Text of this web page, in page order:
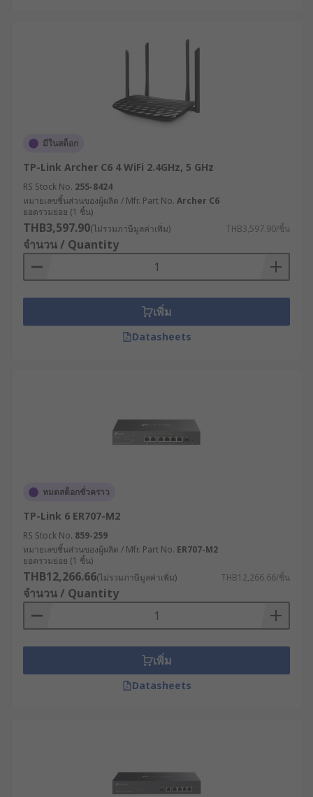
อินเทอร์เน็ตในอุตสาหกรรม
อุตสาหกรรมการผลิต : โรงงานผลิตชิ้นส่วนยาน
เชื่อมต่อเครื่องจักร CNC และหุ่นยนต์
อุตสาหกรรมเข้ากับระบบ MES (Manufacturing
Execution System) ทำให้สามารถติดตามและ
ควบคุมกระบวนการผลิตได้แบบเรียลไทม์ แม้ใน
จุดที่การเดินสายเคเบิลทำได้ยาก
พลังงานและสาธารณูปโภค : บริษัทผลิตไฟฟ้าใช้
เราเตอร์ความเร็วสูงที่มีระบบ Dual SIM เพื่อ
เชื่อมต่อกับกังหันลมที่ตั้งอยู่ในพื้นที่ห่างไกล ช่วย
ให้วิศวกรสามารถตรวจสอบประสิทธิภาพการ
ทำงานและทำการบำรุงรักษาเชิงป้องกันได้โดย
ไม่ต้องเดินทางไปยังสถานที่จริง
ขนส่งและโลจิสติกส์ : บริษัทขนส่งติดตั้งเราเตอร์
เกษตรกรรมสมัยใหม่ : ฟาร์มอัจฉริยะใช้เราเตอร์
กระจายสัญญาณ WiFi เพื่อเชื่อมต่อกับเซ็นเซอร์ที่
จัดการฟาร์มได้อย่างแม่นยำ ช่วยประหยัด
ทรัพยากรและเพิ่มผลผลิต
RS จำหน่ายเราเตอร์
อินเทอร์เน็ตคุณภาพสูง ตอบ
โจทย์อุตสาหกรรม
เราคัดสรรเราเตอร์อินเทอร์เน็ตจากแบรนด์ชั้นนำที่ได้
มาตรฐานมาให้เลือกซื้ออย่างสะดวก เช่น RS PRO,
Helmholz GmbH & Co. KG, Phoenix Contact และอีก
ผลิตภัณฑ์ของเราเพื่อเลือกอุปกรณ์ให้เหมาะกับการใช้
งานในอุตสาหกรรมของคุณได้เลย
มีในสต็อก
TP-Link Archer C6 4 WiFi 2.4GHz, 5 GHz
RS Stock No. 255-8424
หมายเลขชิ้นส่วนของผู้ผลิต / Mfr. Part No. Archer C6
ยอดรวมย่อย (1 ชิ้น)
THB3,597.90(ไม่รวมภาษีมูลค่าเพิ่ม) THB3,597.90/ชิ้น
จำนวน / Quantity
เพิ่ม
Datasheets
หมดสต็อกชั่วคราว
TP-Link 6 ER707-M2
RS Stock No. 859-259
หมายเลขชิ้นส่วนของผู้ผลิต / Mfr. Part No. ER707-M2
ยอดรวมย่อย (1 ชิ้น)
THB12,266.66(ไม่รวมภาษีมูลค่าเพิ่ม) THB12,266.66/ชิ้น
จำนวน / Quantity
เพิ่ม
Datasheets